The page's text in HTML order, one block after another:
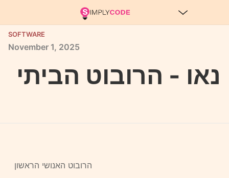
SOFTWARE
November 1, 2025
נאו - הרובוט הביתי
הרובוט האנושי הראשון